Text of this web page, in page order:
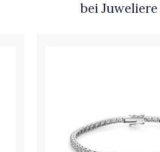
bei